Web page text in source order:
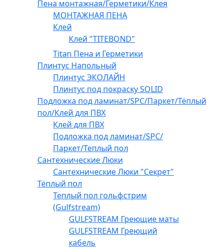
Пена монтажная/Герметики/Клея
МОНТАЖНАЯ ПЕНА
Клей
Клей "TITEBOND"
Titan Пена и Герметики
Плинтус Напольный
Плинтус ЭКОЛАЙН
Плинтус под покраску SOLID
Подложка под ламинат/SPC/Паркет/Тёплый
пол/Клей для ПВХ
Клей для ПВХ
Подложка под ламинат/SPC/
Паркет/Теплый пол
Сантехнические Люки
Сантехнические Люки "Секрет"
Тёплый пол
Теплый пол гольфстрим
(Gulfstream)
GULFSTREAM Греющие маты
GULFSTREAM Греющий
кабель